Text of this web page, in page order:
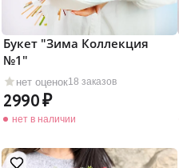
нет оценок18 заказов
Букет "Зима Коллекция
№1"
2990
нет в наличии